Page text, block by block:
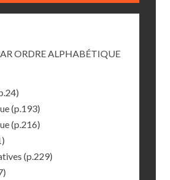
ORDRE ALPHABÉTIQUE
(p.193)
(p.216)
(p.229)